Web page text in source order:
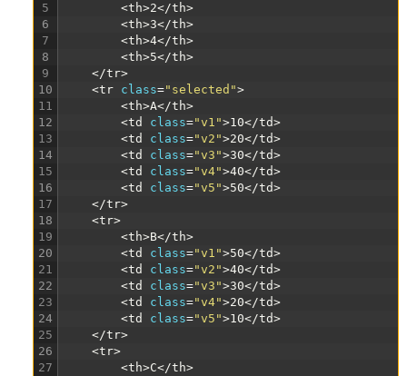
5
6
7
8
9
10
11
12
13
14
15
16
17
18
19
20
21
22
23
24
25
26
27
<th>2</th>
<th>3</th>
<th>4</th>
<th>5</th>
</tr>
<tr class="selected">
<th>A</th>
<td class="v1">10</td>
<td class="v2">20</td>
<td class="v3">30</td>
<td class="v4">40</td>
<td class="v5">50</td>
</tr>
<tr>
<th>B</th>
<td class="v1">50</td>
<td class="v2">40</td>
<td class="v3">30</td>
<td class="v4">20</td>
<td class="v5">10</td>
</tr>
<tr>
<th>C</th>